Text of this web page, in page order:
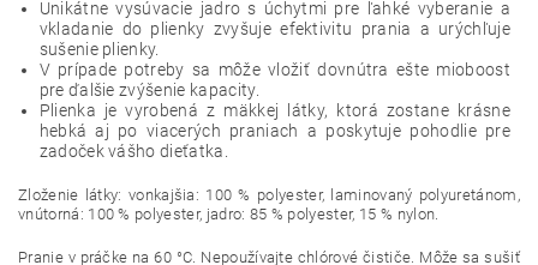
Unikátne vysúvacie jadro s úchytmi pre ľahké vyberanie a
vkladanie do plienky zvyšuje efektivitu prania a urýchľuje
sušenie plienky.
V prípade potreby sa môže vložiť dovnútra ešte mioboost
pre ďalšie zvýšenie kapacity.
Plienka je vyrobená z mäkkej látky, ktorá zostane krásne
hebká aj po viacerých praniach a poskytuje pohodlie pre
zadoček vášho dieťatka.
Zloženie látky: vonkajšia: 100 % polyester, laminovaný polyuretánom,
vnútorná: 100 % polyester, jadro: 85 % polyester, 15 % nylon.
Pranie v práčke na 60 °C. Nepoužívajte chlórové čističe. Môže sa sušiť